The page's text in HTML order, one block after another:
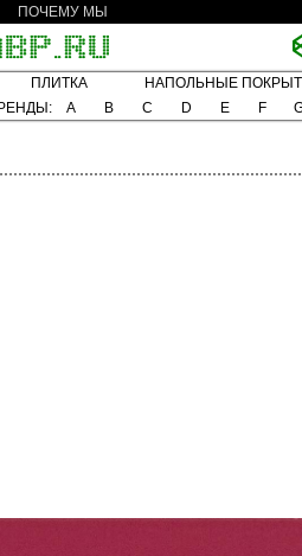
ПОЧЕМУ МЫ
ПЛИТКА НАПОЛЬНЫЕ
A B C D E F